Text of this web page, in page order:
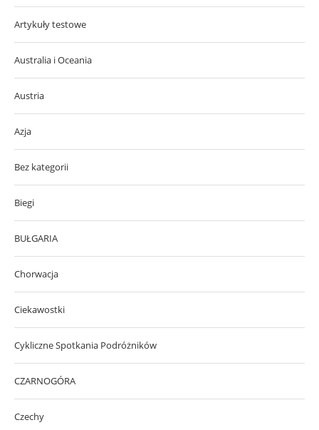
Artykuły testowe
Australia i Oceania
Austria
Azja
Bez kategorii
Biegi
BUŁGARIA
Chorwacja
Ciekawostki
Cykliczne Spotkania Podróżników
CZARNOGÓRA
Czechy